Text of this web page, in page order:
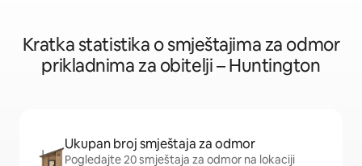
Kratka statistika o smještajima za odmor
prikladnima za obitelji – Huntington
Ukupan broj smještaja za odmor
Pogledajte 20 smještaja za odmor na lokaciji